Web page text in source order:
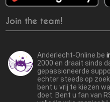
Join the team!
Anderlecht-Online.be
2000 en draait sinds
gepassioneerde
echter steeds op
bent u vrij te kiezen
doet. Bent u fan van